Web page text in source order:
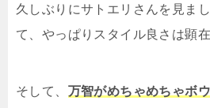
久しぶりにサトエリさんを見ま
て、やっぱりスタイル良さは顕在
そして、 万智がめちゃめちゃボ